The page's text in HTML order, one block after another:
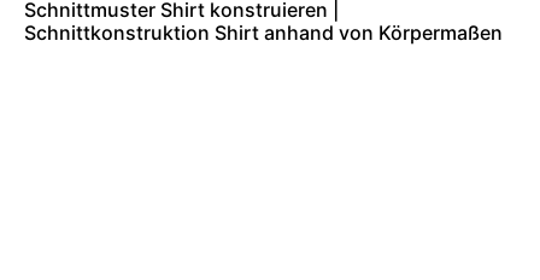
Schnittmuster Shirt konstruieren |
Schnittkonstruktion Shirt anhand von Körpermaßen